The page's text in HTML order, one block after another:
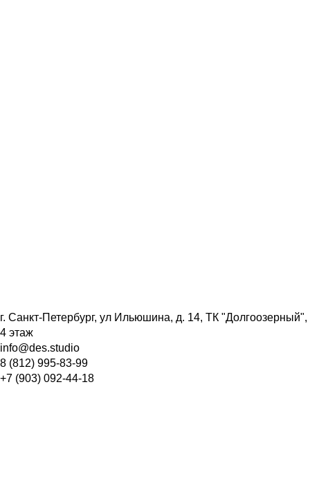
г. Санкт-Петербург, ул Ильюшина, д. 14, ТК "Долгоозерный",
4 этаж
info@des.studio
8 (812) 995-83-99
+7 (903) 092-44-18